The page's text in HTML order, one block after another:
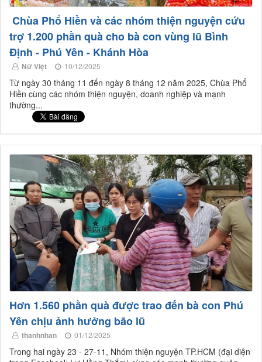
Chùa Phổ Hiền và các nhóm thiện nguyện cứu
trợ 1.200 phần quà cho bà con vùng lũ Bình
Định - Phú Yên - Khánh Hòa
Nữ Việt 10/12/2025
Từ ngày 30 tháng 11 đến ngày 8 tháng 12 năm 2025, Chùa Phổ
Hiền cùng các nhóm thiện nguyện, doanh nghiệp và mạnh
thường...
Hơn 1.560 phần quà được trao đến bà con Phú
Yên chịu ảnh hưởng bão lũ
thanhnhan 01/12/2025
Trong hai ngày 23 - 27-11, Nhóm thiện nguyện TP.HCM (đại diện